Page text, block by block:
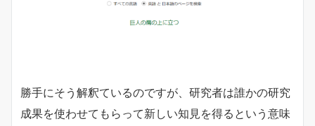
勝手にそう解釈ているのですが、研究者は誰かの研究
成果を使わせてもらって新しい知見を得るという意味